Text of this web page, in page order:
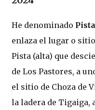
He denominado
enlaza el lugar o
Pista (alta) que
de Los Pastores, a
el sitio de Choza de
la ladera de Tigaiga,